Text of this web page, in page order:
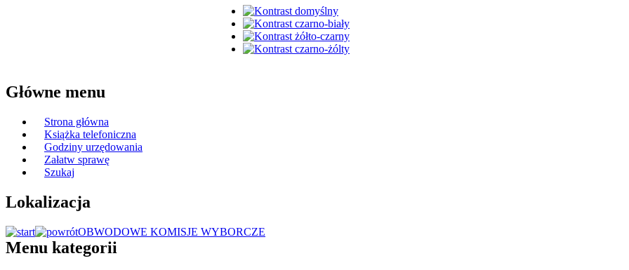
Główne menu
Strona główna
Książka telefoniczna
Godziny urzędowania
Załatw sprawę
Szukaj
Lokalizacja
OBWODOWE KOMISJE WYBORCZE
Menu kategorii